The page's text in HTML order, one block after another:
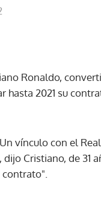
Ronaldo,
hasta 2021 su
vínculo con el
Cristiano, de 31